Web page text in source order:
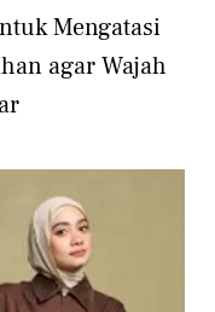
Mengatasi
agar Wajah